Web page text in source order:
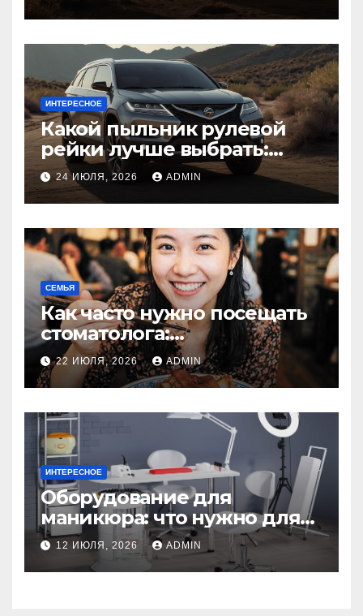
ИНТЕРЕСНОЕ
Какой пыльник рулевой
рейки лучше выбрать:
оригинальный или аналог,
резина или полиуретан
24 ИЮЛЯ, 2026 ADMIN
СЕМЬЯ
Как часто нужно посещать
стоматолога:
рекомендации для
здоровья зубов
22 ИЮЛЯ, 2026 ADMIN
ИНТЕРЕСНОЕ
Оборудование для
маникюра: что нужно для
идеального маникюра
12 ИЮЛЯ, 2026 ADMIN